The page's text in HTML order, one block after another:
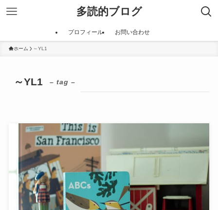
多読的ブログ
プロフィール お問い合わせ
ホーム ～YL1
～YL1 – tag –